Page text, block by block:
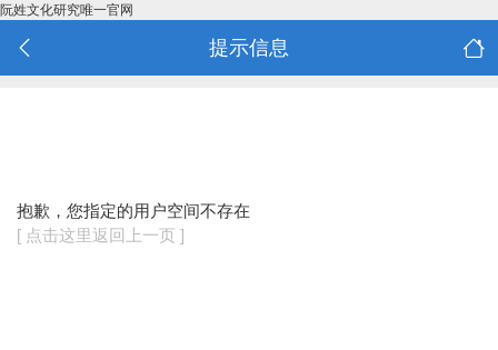
阮姓文化研究唯一官网
提示信息
抱歉，您指定的用户空间不存在
[ 点击这里返回上一页 ]